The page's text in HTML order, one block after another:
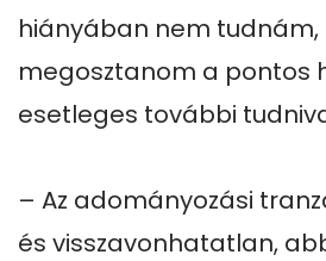
hiányában nem tudnám,
megosztanom a pontos
esetleges további
– Az adományozási
és visszavonhatatlan,